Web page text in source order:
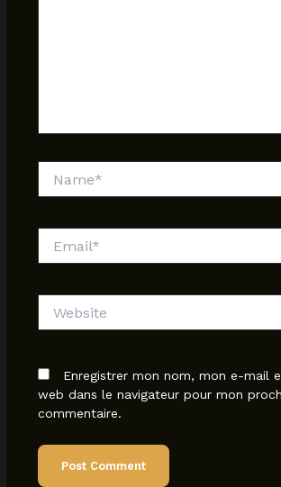
Enregistrer mon nom, mon e-mail
web dans le navigateur pour mon
commentaire.